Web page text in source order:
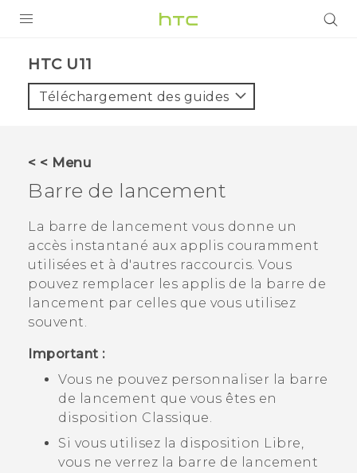
VIVE
ASSISTANCE
Appareils HTC & Accessoires
Connexion
HTC U11‎
Téléchargement des guides
< < Menu
Barre de lancement
La barre de lancement vous donne un
accès instantané aux applis couramment
utilisées et à d'autres raccourcis. Vous
pouvez remplacer les applis de la barre de
lancement par celles que vous utilisez
souvent.
Important :
Vous ne pouvez personnaliser la barre
de lancement que vous êtes en
disposition Classique.
Si vous utilisez la disposition Libre,
vous ne verrez la barre de lancement